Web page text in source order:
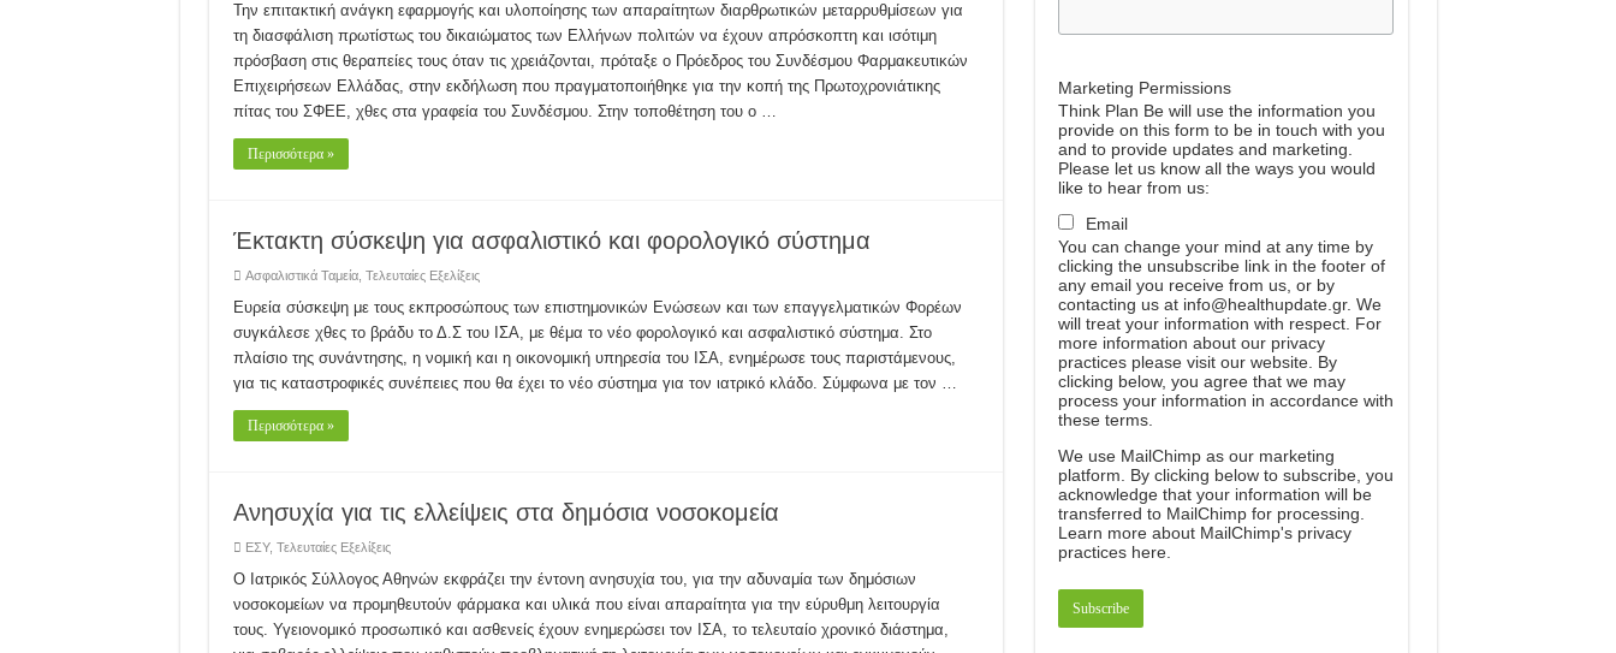
Την επιτακτική ανάγκη εφαρμογής και υλοποίησης των απαραίτητων διαρθρωτικών μεταρρυθμίσεων για
τη διασφάλιση πρωτίστως του δικαιώματος των Ελλήνων πολιτών να έχουν απρόσκοπτη και ισότιμη
πρόσβαση στις θεραπείες τους όταν τις χρειάζονται, πρόταξε ο Πρόεδρος του Συνδέσμου Φαρμακευτικών
Επιχειρήσεων Ελλάδας, στην εκδήλωση που πραγματοποιήθηκε για την κοπή της Πρωτοχρονιάτικης
πίτας του ΣΦΕΕ, χθες στα γραφεία του Συνδέσμου. Στην τοποθέτηση του ο …
Περισσότερα »
Έκτακτη σύσκεψη για ασφαλιστικό και φορολογικό σύστημα
Ασφαλιστικά Ταμεία, Τελευταίες Εξελίξεις
Ευρεία σύσκεψη με τους εκπροσώπους των επιστημονικών Ενώσεων και των επαγγελματικών Φορέων
συγκάλεσε χθες το βράδυ το Δ.Σ του ΙΣΑ, με θέμα το νέο φορολογικό και ασφαλιστικό σύστημα. Στο
πλαίσιο της συνάντησης, η νομική και η οικονομική υπηρεσία του ΙΣΑ, ενημέρωσε τους παριστάμενους,
για τις καταστροφικές συνέπειες που θα έχει το νέο σύστημα για τον ιατρικό κλάδο. Σύμφωνα με τον …
Περισσότερα »
Ανησυχία για τις ελλείψεις στα δημόσια νοσοκομεία
ΕΣΥ, Τελευταίες Εξελίξεις
O Ιατρικός Σύλλογος Αθηνών εκφράζει την έντονη ανησυχία του, για την αδυναμία των δημόσιων
νοσοκομείων να προμηθευτούν φάρμακα και υλικά που είναι απαραίτητα για την εύρυθμη λειτουργία
τους. Υγειονομικό προσωπικό και ασθενείς έχουν ενημερώσει τον ΙΣΑ, το τελευταίο χρονικό διάστημα,
Marketing Permissions
Think Plan Be will use the information you
provide on this form to be in touch with you
and to provide updates and marketing.
Please let us know all the ways you would
like to hear from us:
Email
You can change your mind at any time by
clicking the unsubscribe link in the footer of
any email you receive from us, or by
contacting us at info@healthupdate.gr. We
will treat your information with respect. For
more information about our privacy
practices please visit our website. By
clicking below, you agree that we may
process your information in accordance with
these terms.
We use MailChimp as our marketing
platform
By clicking below to subscribe, you
acknowledge that your information will be
transferred to MailChimp for processing
Learn more about MailChimp's privacy
practices here.